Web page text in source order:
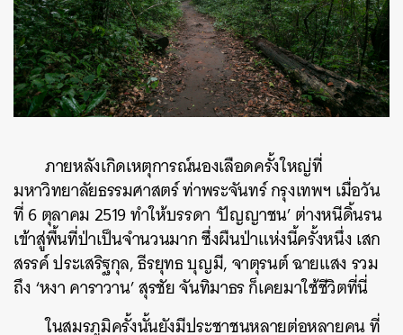
ภายหลังเกิดเหตุการณ์นองเลือดครั้งใหญ่ที่
มหาวิทยาลัยธรรมศาสตร์ ท่าพระจันทร์ กรุงเทพฯ เมื่อวัน
ที่ 6 ตุลาคม 2519 ทำให้บรรดา ‘ปัญญาชน’ ต่างหนีดิ้นรน
เข้าสู่พื้นที่ป่าเป็นจำนวนมาก ซึ่งผืนป่าแห่งนี้ครั้งหนึ่ง เสก
สรรค์ ประเสริฐกุล, ธีรยุทธ บุญมี, จาตุรนต์ ฉายแสง รวม
ถึง ‘หงา คาราวาน’ สุรชัย จันทิมาธร ก็เคยมาใช้ชีวิตที่นี่
ในสมรภูมิครั้งนั้นยังมีประชาชนหลายต่อหลายคน ที่